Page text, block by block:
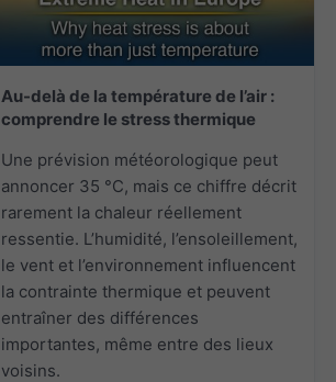
Au-delà de la température de l’air :
comprendre le stress thermique
Une prévision météorologique peut
annoncer 35 °C, mais ce chiffre décrit
rarement la chaleur réellement
ressentie. L’humidité, l’ensoleillement,
le vent et l’environnement influencent
la contrainte thermique et peuvent
entraîner des différences
importantes, même entre des lieux
voisins.